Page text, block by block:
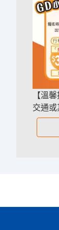
【溫
交通